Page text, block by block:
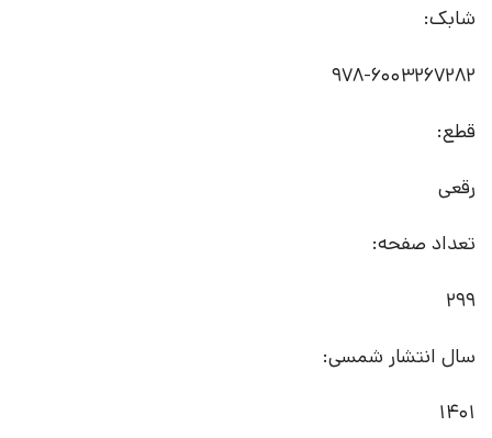
شابک:
978-6003267282
قطع:
رقعی
تعداد صفحه:
299
سال انتشار شمسی:
1401